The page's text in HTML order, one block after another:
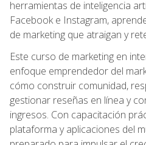
herramientas de inteligencia
Facebook e Instagram,
de marketing que atraigan y
Este curso de marketing en
enfoque emprendedor del
cómo construir comunidad,
gestionar reseñas en línea y
ingresos. Con capacitación
plataforma y aplicaciones del